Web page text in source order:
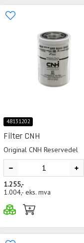
48131202
Filter CNH
Original CNH Reservedel
1.255,-
1.004,- eks. mva